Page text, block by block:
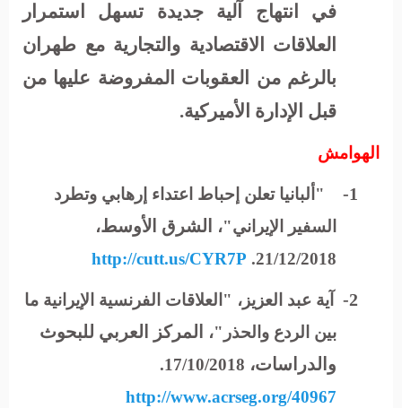
في انتهاج آلية جديدة تسهل استمرار
العلاقات الاقتصادية والتجارية مع طهران
بالرغم من العقوبات المفروضة عليها من
قبل الإدارة الأميركية.
الهوامش
1-
"ألبانيا تعلن إحباط اعتداء إرهابي وتطرد
السفير الإيراني"،
الشرق الأوسط،
21/12/2018.
http://cutt.us/CYR7P
2-
آية عبد العزيز، "العلاقات الفرنسية الإيرانية ما
بين الردع والحذر"،
المركز العربي للبحوث
والدراسات،
http://www.acrseg.org/40967